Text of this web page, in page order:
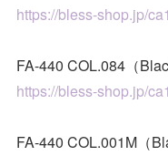
https://bless-shop.jp/
FA-440 COL.084（
https://bless-shop.jp/
FA-440 COL.001M（